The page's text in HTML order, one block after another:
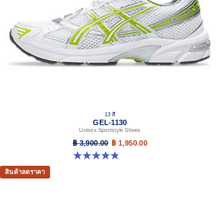
13 สี
GEL-1130
Unisex Sportstyle Shoes
฿ 3,900.00 ฿ 1,950.00
4.8 จาก 5 ดาว 398 รีวิว
สินค้าลดราคา